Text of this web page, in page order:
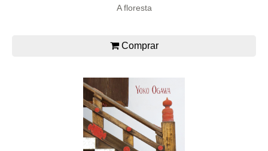
A floresta
Comprar